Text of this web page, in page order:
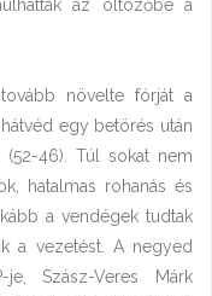
az öltözőbe a
növelte fórját a
egy betörés után
46). Túl sokat nem
hatalmas rohanás és
a vendégek tudtak
a vezetést. A negyed
Szász-Veres Márk